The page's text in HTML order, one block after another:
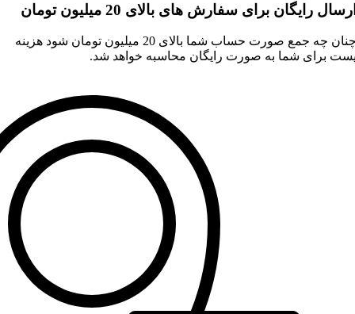
رایگان برای سفارش های بالای 20 میلیون تومان
چنان چه جمع صورت حساب شما بالای 20 میلیون تومان شود هزینه
برای شما به صورت رایگان محاسبه خواهد شد.